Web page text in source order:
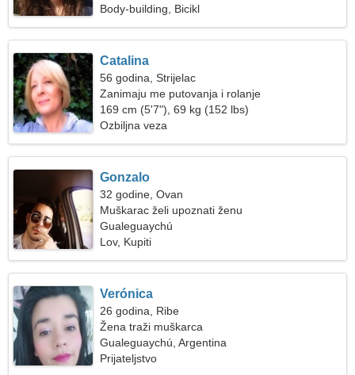
Body-building, Bicikl
Catalina
56 godina, Strijelac
Zanimaju me putovanja i rolanje
169 cm (5'7"), 69 kg (152 lbs)
Ozbiljna veza
Gonzalo
32 godine, Ovan
Muškarac želi upoznati ženu
Gualeguaychú
Lov, Kupiti
Verónica
26 godina, Ribe
Žena traži muškarca
Gualeguaychú, Argentina
Prijateljstvo